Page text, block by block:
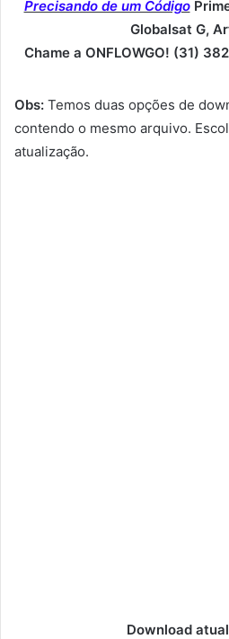
Precisando de um Código
Globalsat G,
Chame a ONFLOWGO! (31)
Obs: Temos duas opções de
contendo o mesmo arquivo.
atualização.
Download